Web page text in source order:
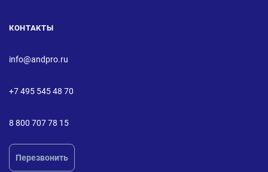
КОНТАКТЫ
info@andpro.ru
+7 495 545 48 70
8 800 707 78 15
Перезвонить